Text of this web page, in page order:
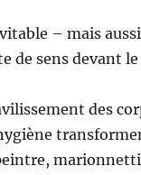
– mais
de sens devant le
des